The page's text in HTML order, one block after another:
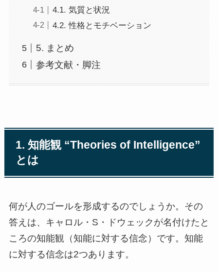
4.1. 気質と状況
4.2. 性格とモチベーション
5. まとめ
参考文献・脚注
1. 知能観 “Theories of Intelligence”
とは
何が人のゴールを形成するのでしょうか。その
答えは、キャロル・S・ドウェックが名付けたと
ころの知能観（知能に対する信念）です。知能
に対する信念は2つあります。